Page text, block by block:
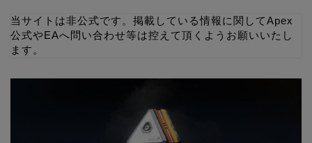
当サイトは非公式です。掲載している情報に関してApex
公式やEAへ問い合わせ等は控えて頂くようお願いいたし
ます。